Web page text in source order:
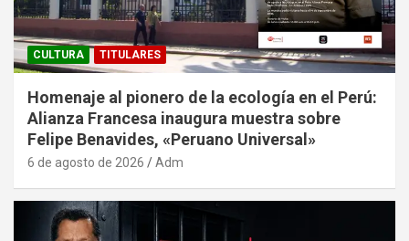
CULTURA TITULARES
Homenaje al pionero de la ecología en el Perú:
Alianza Francesa inaugura muestra sobre
Felipe Benavides, «Peruano Universal»
6 de agosto de 2026 Adm